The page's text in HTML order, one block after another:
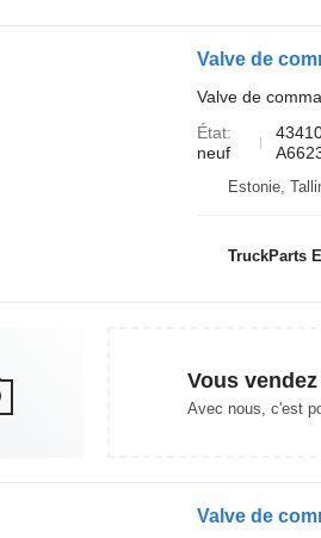
Valve de
État
neuf
Estonie,
TruckParts
Vous
Avec nous, c'est